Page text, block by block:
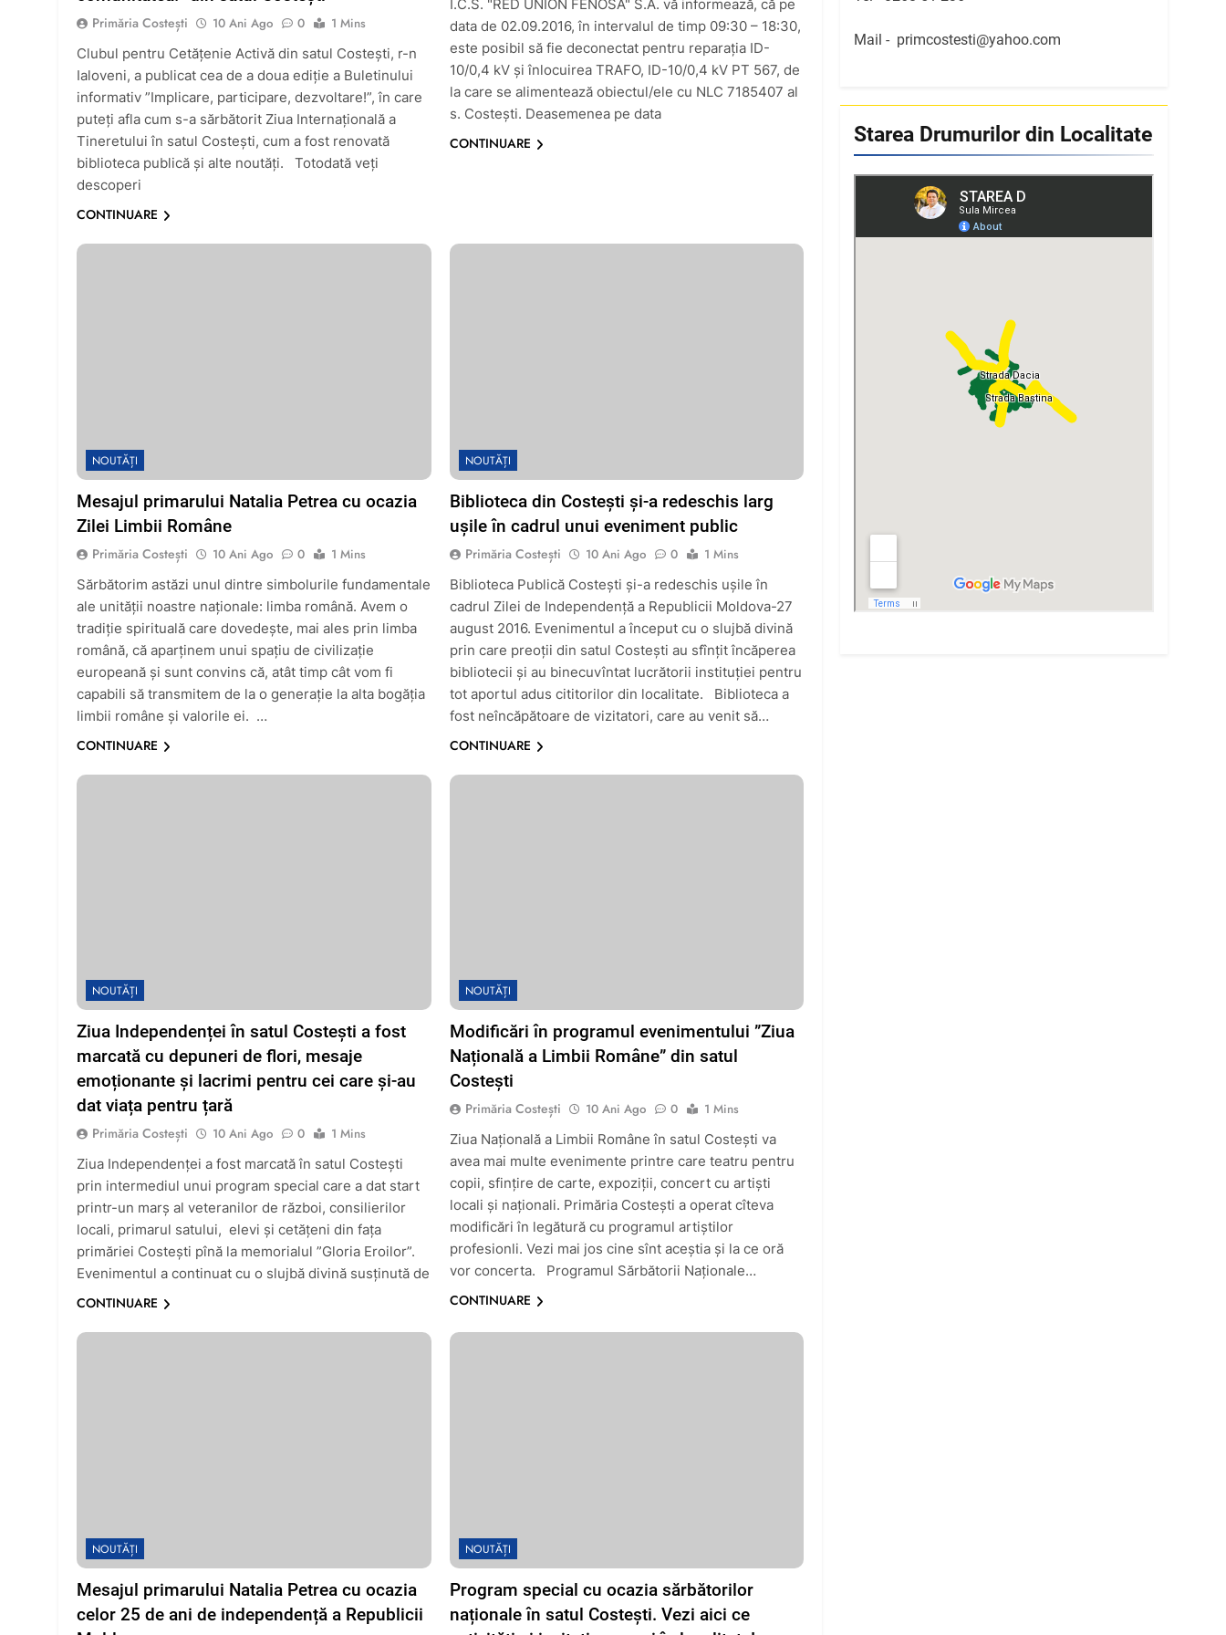
Primăria Costești 10 Ani Ago 0
1 Mins
Clubul pentru Cetățenie Activă din satul Costești, r-n
Ialoveni, a publicat cea de a doua ediție a Buletinului
informativ ”Implicare, participare, dezvoltare!”, în care
puteți afla cum s-a sărbătorit Ziua Internațională a
Tineretului în satul Costești, cum a fost renovată
biblioteca publică și alte noutăți. Totodată veți
descoperi
CONTINUARE
Î.C.S. "RED UNION FENOSA" S.A. vă informează, că pe
data de 02.09.2016, în intervalul de timp 09:30 – 18:30,
este posibil să fie deconectat pentru reparaţia ID-
10/0,4 kV şi înlocuirea TRAFO, ID-10/0,4 kV PT 567, de
la care se alimentează obiectul/ele cu NLC 7185407 al
s. Costeşti. Deasemenea pe data
CONTINUARE
NOUTĂȚI
Mesajul primarului Natalia Petrea cu ocazia
Zilei Limbii Române
Primăria Costești 10 Ani Ago 0
1 Mins
Sărbătorim astăzi unul dintre simbolurile fundamentale
ale unităţii noastre naţionale: limba română. Avem o
tradiţie spirituală care dovedeşte, mai ales prin limba
română, că aparţinem unui spaţiu de civilizaţie
europeană şi sunt convins că, atât timp cât vom fi
capabili să transmitem de la o generaţie la alta bogăţia
limbii române şi valorile ei. …
CONTINUARE
NOUTĂȚI
Biblioteca din Costești și-a redeschis larg
ușile în cadrul unui eveniment public
Primăria Costești 10 Ani Ago 0
1 Mins
Biblioteca Publică Costești și-a redeschis ușile în
cadrul Zilei de Independență a Republicii Moldova-27
august 2016. Evenimentul a început cu o slujbă divină
prin care preoții din satul Costești au sfînțit încăperea
bibliotecii și au binecuvîntat lucrătorii instituției pentru
tot aportul adus cititorilor din localitate. Biblioteca a
fost neîncăpătoare de vizitatori, care au venit să…
CONTINUARE
NOUTĂȚI
Ziua Independenței în satul Costești a fost
marcată cu depuneri de flori, mesaje
emoționante și lacrimi pentru cei care și-au
dat viața pentru țară
Primăria Costești 10 Ani Ago 0
1 Mins
Ziua Independenței a fost marcată în satul Costești
prin intermediul unui program special care a dat start
printr-un marș al veteranilor de război, consilierilor
locali, primarul satului, elevi și cetățeni din fața
primăriei Costești pînă la memorialul ”Gloria Eroilor”.
Evenimentul a continuat cu o slujbă divină susținută de
CONTINUARE
NOUTĂȚI
Modificări în programul evenimentului ”Ziua
Națională a Limbii Române” din satul
Costești
Primăria Costești 10 Ani Ago 0
1 Mins
Ziua Națională a Limbii Române în satul Costești va
avea mai multe evenimente printre care teatru pentru
copii, sfințire de carte, expoziții, concert cu artiști
locali și naționali. Primăria Costești a operat cîteva
modificări în legătură cu programul artiștilor
profesionli. Vezi mai jos cine sînt aceștia și la ce oră
vor concerta. Programul Sărbătorii Naţionale…
CONTINUARE
NOUTĂȚI
Mesajul primarului Natalia Petrea cu ocazia
celor 25 de ani de independență a Republicii
NOUTĂȚI
Program special cu ocazia sărbătorilor
naționale în satul Costești. Vezi aici ce
Mail - primcostesti@yahoo.com
Starea Drumurilor din Localitate